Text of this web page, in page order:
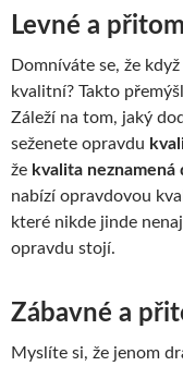
Levné a
Domníváte se, že
kvalitní? Takto
Záleží na tom, jaký
seženete opravdu
že kvalita
nabízí opravdovou
které nikde jinde
opravdu stojí.
Zábavné a
Myslíte si, že jenom